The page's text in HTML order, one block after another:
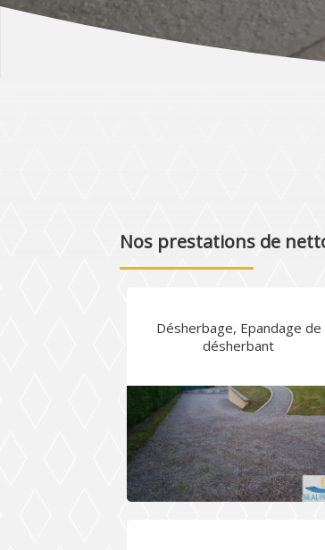
Nos prestations de
Désherbage, Epandage de
désherbant